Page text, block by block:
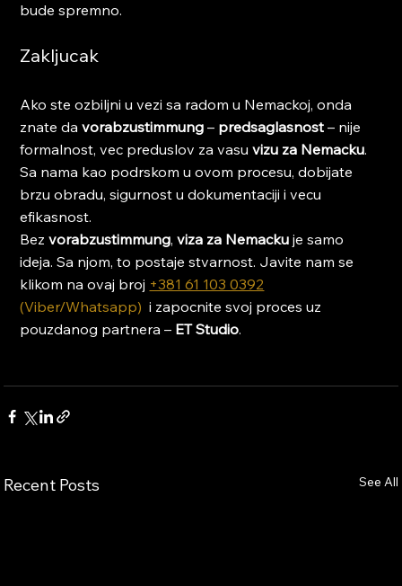
bude spremno.
Zakljucak
Ako ste ozbiljni u vezi sa radom u Nemackoj, onda
znate da vorabzustimmung – predsaglasnost – nije
formalnost, vec preduslov za vasu vizu za Nemacku.
Sa nama kao podrskom u ovom procesu, dobijate
brzu obradu, sigurnost u dokumentaciji i vecu
efikasnost.
Bez vorabzustimmung, viza za Nemacku je samo
ideja. Sa njom, to postaje stvarnost. Javite nam se
klikom na ovaj broj +381 61 103 0392
(Viber/Whatsapp) i zapocnite svoj proces uz
pouzdanog partnera – ET Studio.
Recent Posts See All